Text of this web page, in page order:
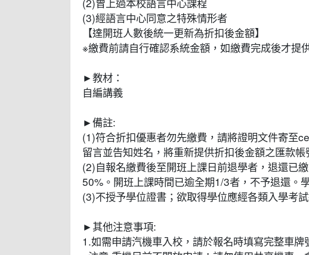
(3)經語言中心同意之特殊情形者
【達開班人數後統一更新為折扣後金額】
※繳費前請自行確認系統金額，如繳費完成後才提
►教材：
自編講義
►備註:
(1)符合折扣優惠者勿先繳費，請將證明文件寄
留言並告知姓名，將重新提供折扣後金額之匯款
(2)自報名繳費後至開班上課日前退學者，退還已
50%。開班上課時間已逾全期1/3者，不予退還。
(3)不授予學位證書；欲取得學位應經各類入學考
►其他注意事項:
1.如需申請汽機車入校，請於報名時填寫完整車